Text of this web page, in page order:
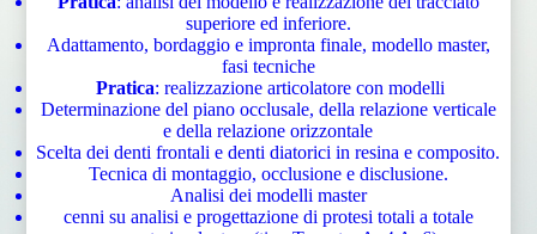
superiore ed inferiore.
Adattamento, bordaggio e impronta finale, modello master,
fasi tecniche
Pratica: realizzazione articolatore con modelli
Determinazione del piano occlusale, della relazione verticale
e della relazione orizzontale
Scelta dei denti frontali e denti diatorici in resina e composito.
Tecnica di montaggio, occlusione e disclusione.
Analisi dei modelli master
cenni su analisi e progettazione di protesi totali a totale